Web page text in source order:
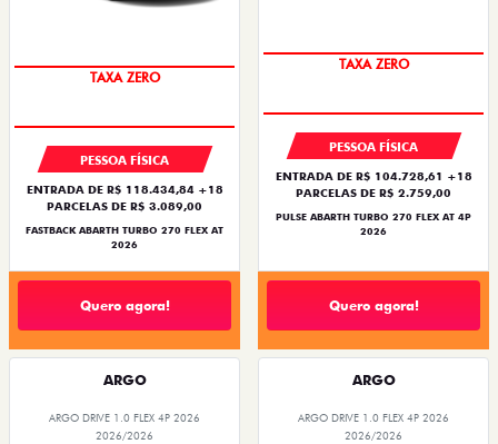
TAXA ZERO
PESSOA FÍSICA
ENTRADA DE R$ 118.434,84 +18
PARCELAS DE R$ 3.089,00
FASTBACK ABARTH TURBO 270 FLEX AT
2026
Quero agora!
TAXA ZERO
PESSOA FÍSICA
ENTRADA DE R$ 104.728,61 +18
PARCELAS DE R$ 2.759,00
PULSE ABARTH TURBO 270 FLEX AT 4P
2026
Quero agora!
ARGO
ARGO DRIVE 1.0 FLEX 4P 2026
2026/2026
ARGO
ARGO DRIVE 1.0 FLEX 4P 2026
2026/2026